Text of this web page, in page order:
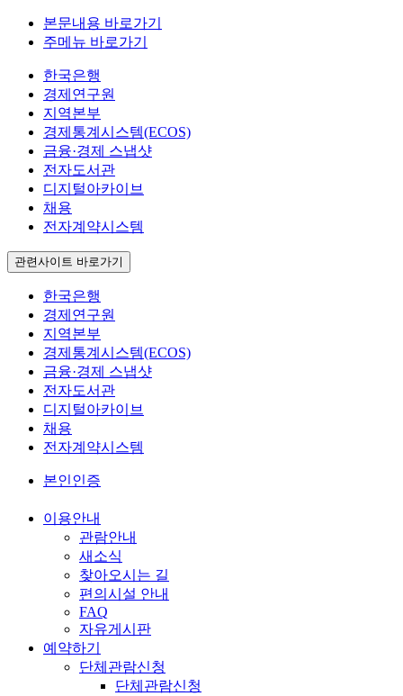
본문내용 바로가기
주메뉴 바로가기
한국은행
경제연구원
지역본부
경제통계시스템(ECOS)
금융·경제 스냅샷
전자도서관
디지털아카이브
채용
전자계약시스템
관련사이트 바로가기
한국은행
경제연구원
지역본부
경제통계시스템(ECOS)
금융·경제 스냅샷
전자도서관
디지털아카이브
채용
전자계약시스템
본인인증
이용안내
관람안내
새소식
찾아오시는 길
편의시설 안내
FAQ
자유게시판
예약하기
단체관람신청
단체관람신청